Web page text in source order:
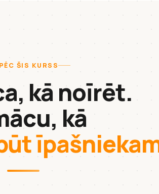
ŠIS KURSS
kā noīrēt.
kā